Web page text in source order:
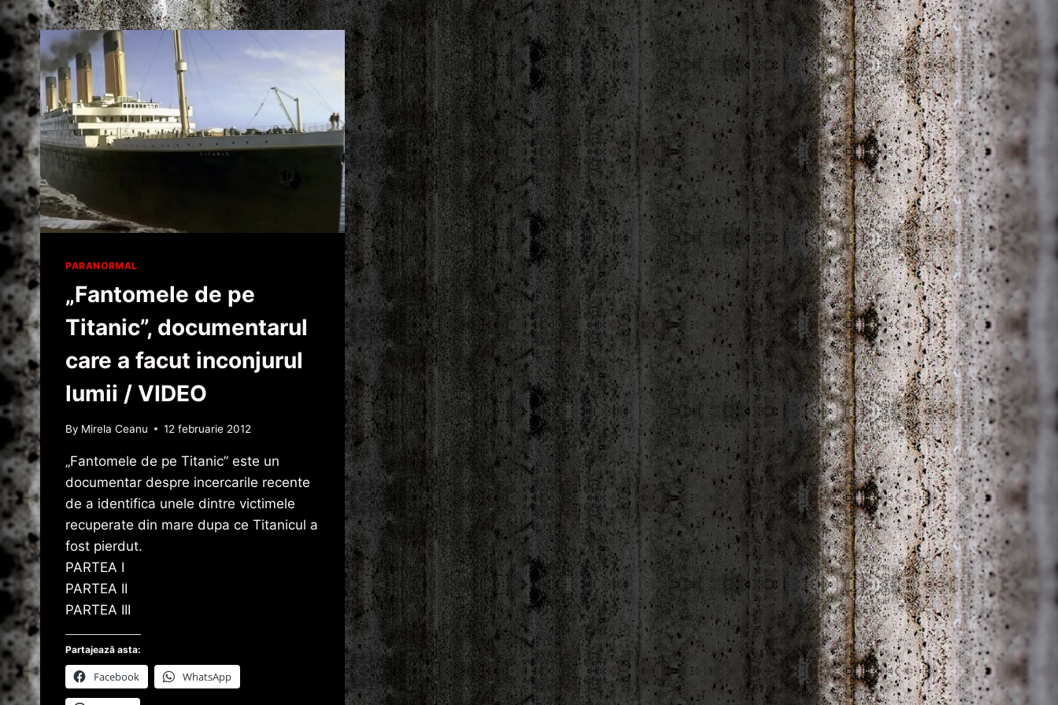
PARANORMAL
„Fantomele de pe
Titanic”, documentarul
care a facut inconjurul
lumii / VIDEO
By Mirela Ceanu 12 februarie 2012
„Fantomele de pe Titanic” este un
documentar despre incercarile recente
de a identifica unele dintre victimele
recuperate din mare dupa ce Titanicul a
fost pierdut.
PARTEA I
PARTEA II
PARTEA III
Partajează asta:
Facebook WhatsApp